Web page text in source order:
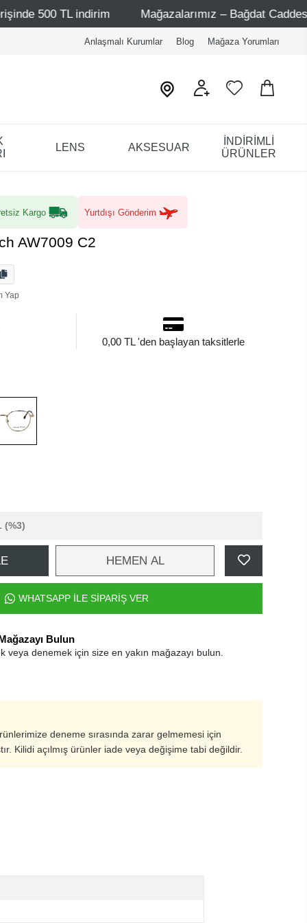
Mağazalarımız – Bağdat Caddesi 1 - Bağdat
Anlaşmalı Kurumlar Blog Mağaza Yorumları
LENS AKSESUAR
İNDİRİMLİ
ÜRÜNLER
Kargo Yurtdışı Gönderim
AW7009 C2
Yap
0,00 TL 'den başlayan taksitlerle
(%3)
HEMEN AL
WHATSAPP İLE SİPARİŞ VER
Bulun
veya denemek için size en yakın mağazayı bulun.
deneme sırasında zarar gelmemesi için
Kilidi açılmış ürünler iade veya değişime tabi değildir.